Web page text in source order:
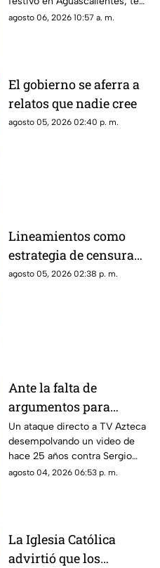
Aguascalientes
contamos la fecha oficial para
agosto 06, 2026 10:57 a. m.
El gobierno se aferra a
relatos que nadie cree
agosto 05, 2026 02:40 p. m.
Lineamientos como
estrategia de censura
contra los ciudadanos
agosto 05, 2026 02:38 p. m.
Ante la falta de
argumentos para
justificar lineamientos
diseñados para
censurar, el Gobierno
recurrió a la
Un ataque directo a TV Azteca
desempolvando un video de
hace 25 años contra Sergio
Sarmiento. No es una disputa
agosto 04, 2026 06:53 p. m.
La Iglesia Católica
advirtió que los